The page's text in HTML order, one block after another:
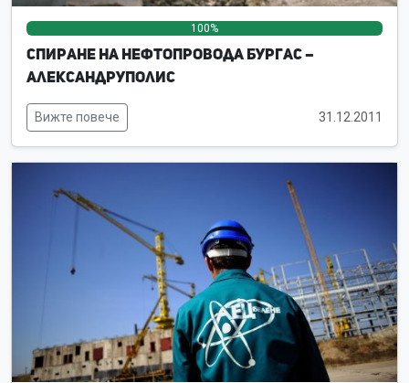
100%
Спиране на нефтопровода Бургас –
Александруполис
Вижте повече 31.12.2011